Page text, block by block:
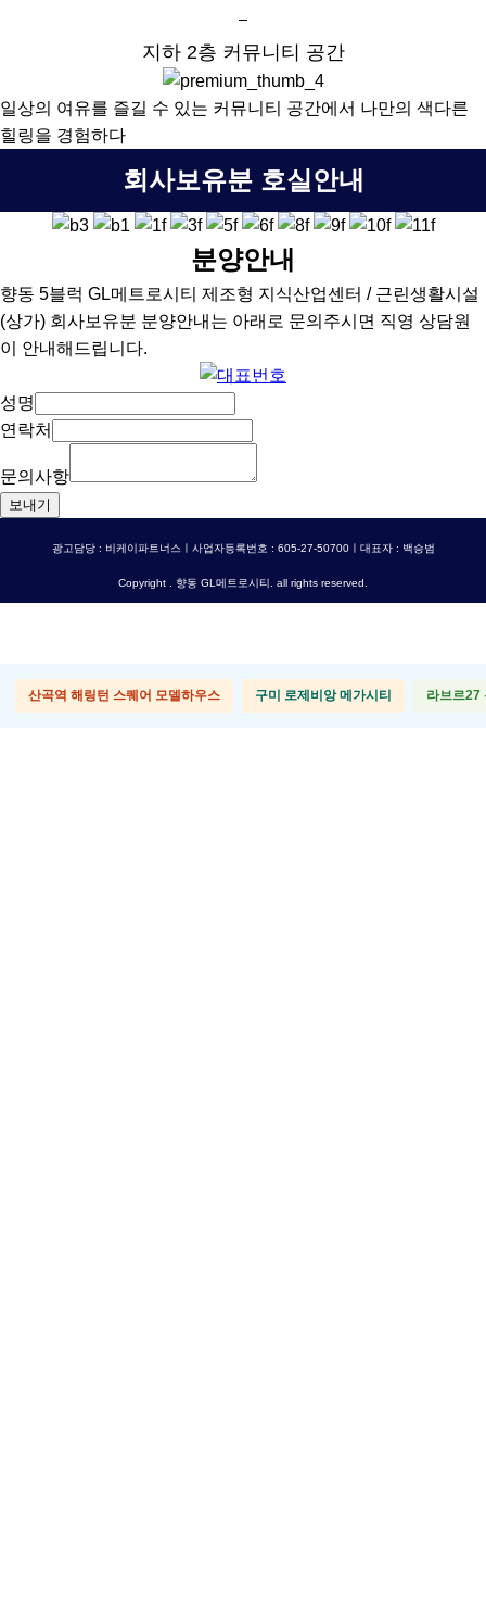
지하 2층 커뮤니티 공간
일상의 여유를 즐길 수 있는 커뮤니티 공간에서 나만의 색다른
힐링을 경험하다
회사보유분 호실안내
분양안내
향동 5블럭 GL메트로시티 제조형 지식산업센터 / 근린생활시설
(상가) 회사보유분 분양안내는 아래로 문의주시면 직영 상담원
이 안내해드립니다.
성명
연락처
문의사항
보내기
광고담당 : 비케이파트너스ㅣ사업자등록번호 : 605-27-50700ㅣ대표자 : 백승범
Copyright . 향동 GL메트로시티. all rights reserved.
산곡역 해링턴 스퀘어 모델하우스 구미 로제비앙 메가시티 라브르27